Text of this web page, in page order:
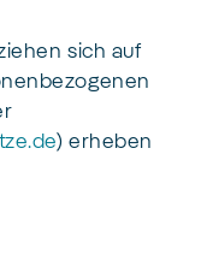
sich auf
) erheben